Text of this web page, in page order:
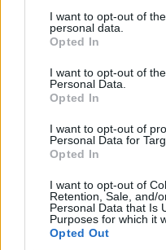
I want to opt-out of
personal data.
Opted In
I want to opt-out of
Personal Data.
Opted In
I want to opt-out of
Personal Data for
Opted In
I want to opt-out of
Retention, Sale, and/
Personal Data that Is
Purposes for which it
Opted Out
Ér majd valamit a
elvégzik az